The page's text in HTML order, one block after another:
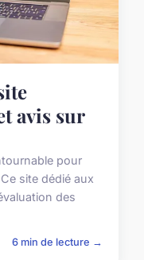
avis sur
pour
site dédié aux
des
6 min de lecture →